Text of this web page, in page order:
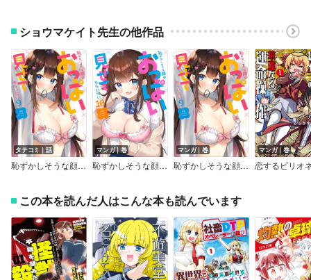
ショウマケイト先生の他作品
タテコミ｜話
恥ずかしそうな顔でおっぱい見せてもらいたい 赤面おっぱいアンソロジー 9
マンガ｜巻
恥ずかしそうな顔でおっぱい見せてもらいたい 赤面おっぱいアンソロジー 10
マンガ｜巻
恥ずかしそうな顔でおっぱい見せてもらいたい 赤面おっぱいアンソロジー 9
マンガ｜巻
この本を読んだ人はこんな本も読んでいます